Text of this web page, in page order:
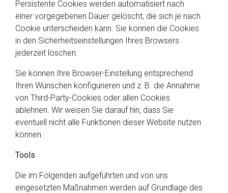
Persistente Cookies werden automatisiert nach
einer vorgegebenen Dauer gelöscht, die sich je nach
Cookie unterscheiden kann. Sie können die Cookies
in den Sicherheitseinstellungen Ihres Browsers
jederzeit löschen.
Sie können Ihre Browser-Einstellung entsprechend
Ihren Wünschen konfigurieren und z. B. die Annahme
von Third-Party-Cookies oder allen Cookies
ablehnen. Wir weisen Sie darauf hin, dass Sie
eventuell nicht alle Funktionen dieser Website nutzen
können.
Tools
Die im Folgenden aufgeführten und von uns
eingesetzten Maßnahmen werden auf Grundlage des